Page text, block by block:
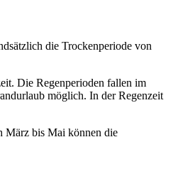
die Trockenperiode von
Die Regenperioden fallen im
möglich. In der Regenzeit
März bis Mai können die